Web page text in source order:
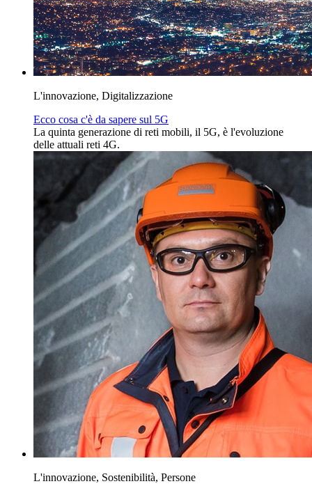
L'innovazione, Digitalizzazione
Ecco cosa c'è da sapere sul 5G
La quinta generazione di reti mobili, il 5G, è l'evoluzione
delle attuali reti 4G.
L'innovazione, Sostenibilità, Persone